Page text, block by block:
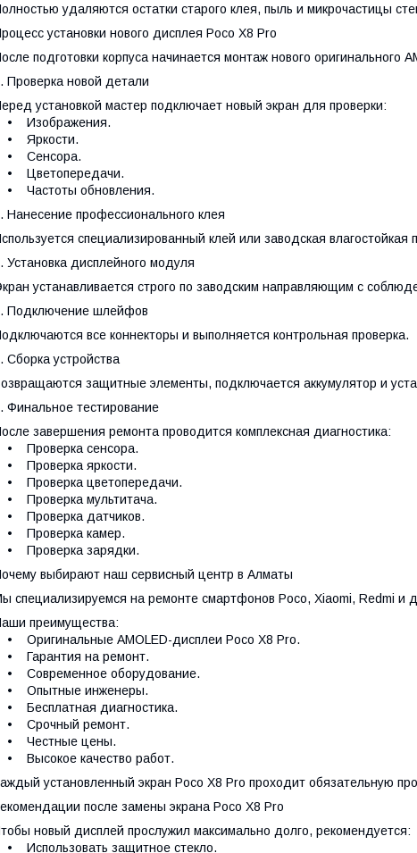
удаляются остатки старого клея, пыль и микрочастицы
установки нового дисплея Poco X8 Pro
подготовки корпуса начинается монтаж нового оригинального
Проверка новой детали
установкой мастер подключает новый экран для проверки:
• Изображения.
• Яркости.
• Сенсора.
• Цветопередачи.
• Частоты обновления.
Нанесение профессионального клея
специализированный клей или заводская влагостойкая
Установка дисплейного модуля
устанавливается строго по заводским направляющим с
Подключение шлейфов
все коннекторы и выполняется контрольная проверка.
Сборка устройства
защитные элементы, подключается аккумулятор и
Финальное тестирование
завершения ремонта проводится комплексная диагностика:
• Проверка сенсора.
• Проверка яркости.
• Проверка цветопередачи.
• Проверка мультитача.
• Проверка датчиков.
• Проверка камер.
• Проверка зарядки.
выбирают наш сервисный центр в Алматы
специализируемся на ремонте смартфонов Poco, Xiaomi, Redmi и
преимущества:
• Оригинальные AMOLED-дисплеи Poco X8 Pro.
• Гарантия на ремонт.
• Современное оборудование.
• Опытные инженеры.
• Бесплатная диагностика.
• Срочный ремонт.
• Честные цены.
• Высокое качество работ.
установленный экран Poco X8 Pro проходит обязательную
после замены экрана Poco X8 Pro
новый дисплей прослужил максимально долго, рекомендуется:
• Использовать защитное стекло.